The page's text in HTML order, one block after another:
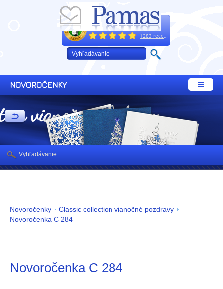
vianočné pozdravy
+421 32 64 02 660
Excelentne
1283 recenzií
NOVOROČENKY
Novoročenky
Classic collection vianočné pozdravy
Novoročenka C 284
Novoročenka C 284
Vyhľadávanie